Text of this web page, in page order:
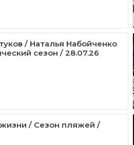
/ Наталья Набойченко
сезон / 28.07.26
/ Сезон пляжей /